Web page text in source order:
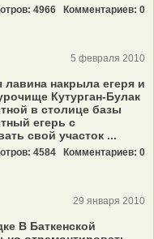
4966 Комментариев: 0
5 февраля 2010
накрыла егеря и
Кутурган-Булак
в столице базы
егерь с
свой участок ...
4584 Комментариев: 0
29 января 2010
В Баткенской